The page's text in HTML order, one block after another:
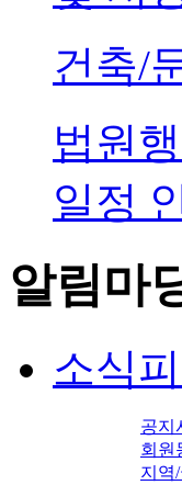
건축/
법원
일정
알림마
소식
공지
회원
지역/